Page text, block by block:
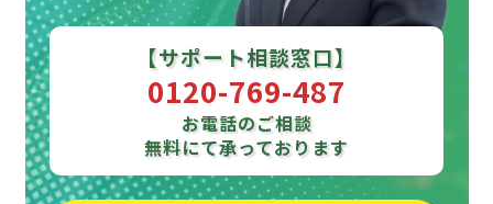
【サポート相談窓口】
0120-769-487
お電話のご相談
無料にて承っております